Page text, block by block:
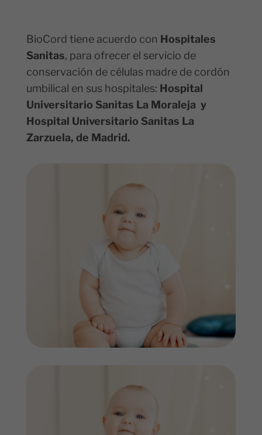
BioCord tiene acuerdo con Hospitales
Sanitas, para ofrecer el servicio de
conservación de células madre de cordón
umbilical en sus hospitales: Hospital
Universitario Sanitas La Moraleja y
Hospital Universitario Sanitas La
Zarzuela, de Madrid.